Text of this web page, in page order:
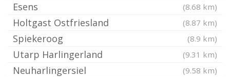
Esens (8.68 km)
Holtgast Ostfriesland (8.87 km)
Spiekeroog (8.9 km)
Utarp Harlingerland (9.31 km)
Neuharlingersiel (9.58 km)